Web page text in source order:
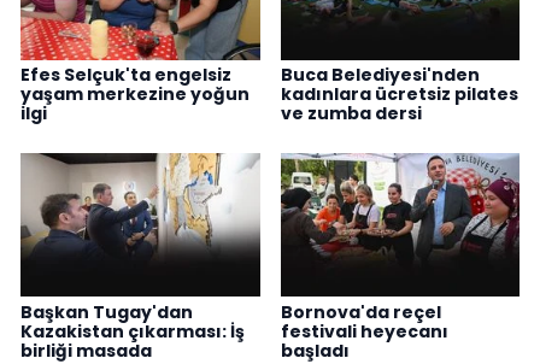
Efes Selçuk'ta engelsiz
yaşam merkezine yoğun
ilgi
Buca Belediyesi'nden
kadınlara ücretsiz pilates
ve zumba dersi
Başkan Tugay'dan
Kazakistan çıkarması: İş
birliği masada
Bornova'da reçel
festivali heyecanı
başladı